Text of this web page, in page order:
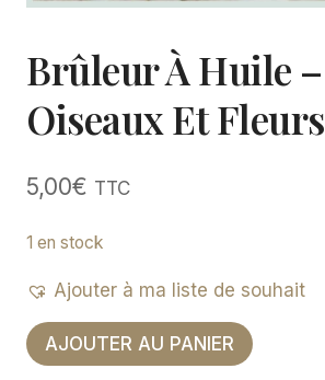
Brûleur À Huile –
Oiseaux Et Fleurs
5,00€ TTC
1 en stock
Ajouter à ma liste de souhait
quantité
de
AJOUTER AU PANIER